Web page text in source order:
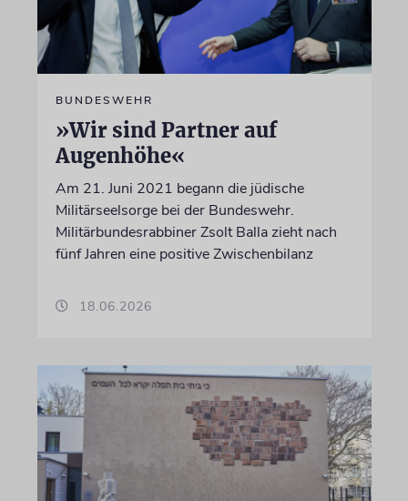
BUNDESWEHR
»Wir sind Partner auf
Augenhöhe«
Am 21. Juni 2021 begann die jüdische
Militärseelsorge bei der Bundeswehr.
Militärbundesrabbiner Zsolt Balla zieht nach
fünf Jahren eine positive Zwischenbilanz
18.06.2026